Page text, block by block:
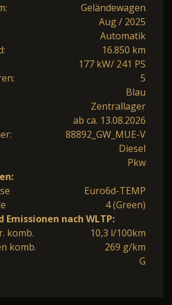
Geländewagen
Aug / 2025
Automatik
16.850 km
177 kW/ 241 PS
5
Blau
Zentrallager
ab ca. 13.08.2026
88892_GW_MUE-V
Diesel
Pkw
Euro6d-TEMP
4 (Green)
Emissionen nach WLTP:
komb.
10,3 l/100km
komb.
269 g/km
G